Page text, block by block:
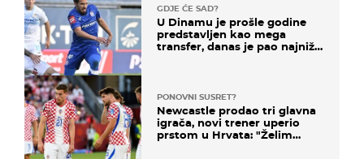
GDJE ĆE SAD?
U Dinamu je prošle godine
predstavljen kao mega
transfer, danas je pao najniže
PONOVNI SUSRET?
Newcastle prodao tri glavna
igrača, novi trener uperio
prstom u Hrvata: "Želim